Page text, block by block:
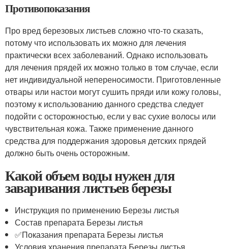
Противопоказания
Про вред березовых листьев сложно что-то сказать,
потому что использовать их можно для лечения
практически всех заболеваний. Однако использовать
для лечения прядей их можно только в том случае, если
нет индивидуальной непереносимости. Приготовленные
отвары или настои могут сушить пряди или кожу головы,
поэтому к использованию данного средства следует
подойти с осторожностью, если у вас сухие волосы или
чувствительная кожа. Также применение данного
средства для поддержания здоровья детских прядей
должно быть очень осторожным.
Какой объем воды нужен для
заваривания листьев березы
Инструкция по применению Березы листья
Состав препарата Березы листья
✅Показания препарата Березы листья